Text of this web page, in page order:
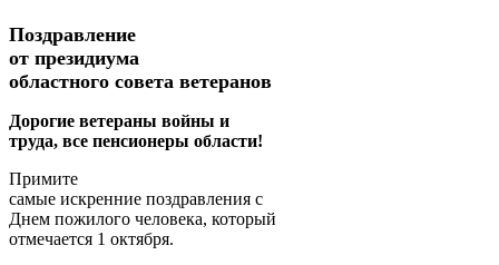
Поздравление
от президиума
областного совета ветеранов
Дорогие ветераны войны и
труда, все пенсионеры области!
Примите
самые искренние поздравления с
Днем пожилого человека, который
отмечается 1 октября.